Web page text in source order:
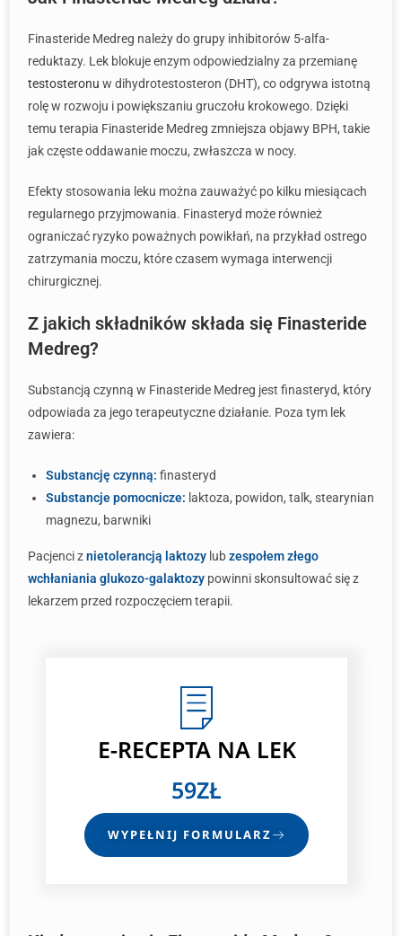
Finasteride Medreg należy do grupy inhibitorów 5-alfa-
reduktazy. Lek blokuje enzym odpowiedzialny za przemianę
testosteronu w dihydrotestosteron (DHT), co odgrywa istotną
rolę w rozwoju i powiększaniu gruczołu krokowego. Dzięki
temu terapia Finasteride Medreg zmniejsza objawy BPH, takie
jak częste oddawanie moczu, zwłaszcza w nocy.
Efekty stosowania leku można zauważyć po kilku miesiącach
regularnego przyjmowania. Finasteryd może również
ograniczać ryzyko poważnych powikłań, na przykład ostrego
zatrzymania moczu, które czasem wymaga interwencji
chirurgicznej.
Z jakich składników składa się Finasteride
Medreg?
Substancją czynną w Finasteride Medreg jest finasteryd, który
odpowiada za jego terapeutyczne działanie. Poza tym lek
zawiera:
Substancję czynną: finasteryd
Substancje pomocnicze: laktoza, powidon, talk, stearynian
magnezu, barwniki
Pacjenci znietolerancją laktozy lubzespołem złego
wchłaniania glukozo-galaktozy powinni skonsultować się z
lekarzem przed rozpoczęciem terapii.
E-RECEPTANA LEK
59ZŁ
WYPEŁNIJ FORMULARZ